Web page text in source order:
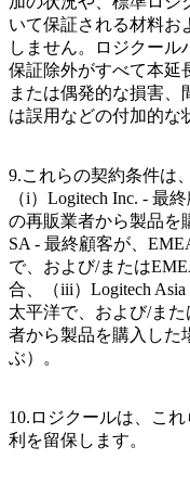
いて保証される材料お
しません。ロジクール
保証除外がすべて本延
または偶発的な損害、
は誤用などの付加的な
9.これらの契約条件は
（i）Logitech Inc. - 最
の再販業者から製品を
SA - 最終顧客が、
で、および/または
合、（iii）Logitech
太平洋で、および/ま
者から製品を購入した
ぶ）。
10.ロジクールは、こ
利を留保します。